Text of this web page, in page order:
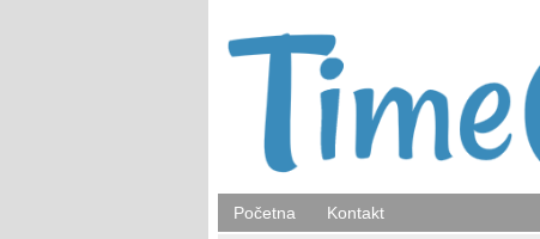
Početna Kontakt